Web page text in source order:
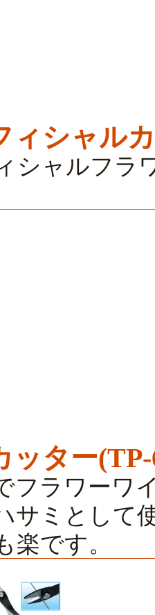
ィシャル
シャルフラ
ッター(TP-
フラワーワ
サミとして
楽です。